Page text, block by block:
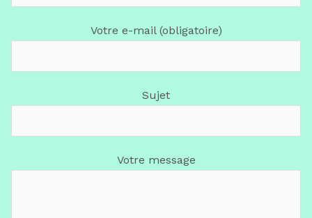
Votre e-mail (obligatoire)
Sujet
Votre message